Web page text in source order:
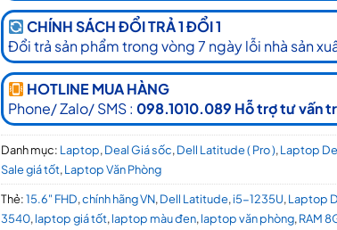
CHÍNH SÁCH ĐỔI TRẢ 1 ĐỔI 1
Đổi trả sản phẩm trong vòng 7 ngày lỗi nhà sản
HOTLINE MUA HÀNG
Phone/ Zalo/ SMS : 098.1010.089 Hỗ trợ tư vấn
Danh mục: Laptop,Deal Giá sốc,Dell Latitude ( Pro ),Laptop
Sale giá tốt,Laptop Văn Phòng
Thẻ:15.6" FHD,chính hãng VN,Dell Latitude,i5-1235U,Laptop
3540,laptop giá tốt,laptop màu đen,laptop văn phòng,RAM